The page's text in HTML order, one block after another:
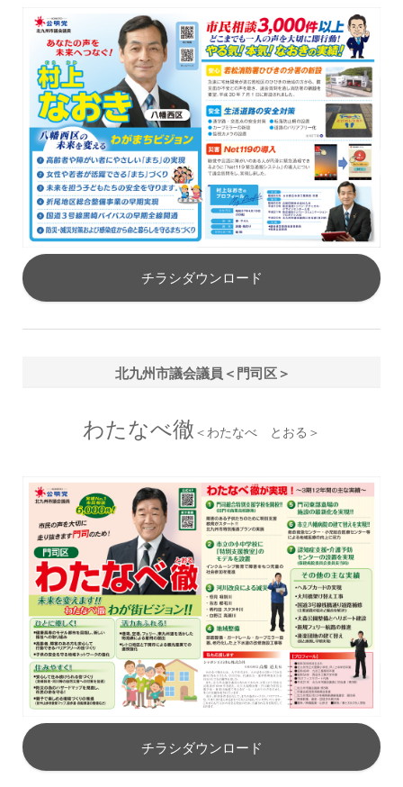
チラシダウンロード
北九州市議会議員＜門司区＞
わたなべ徹 ＜わたなべ とおる＞
チラシダウンロード